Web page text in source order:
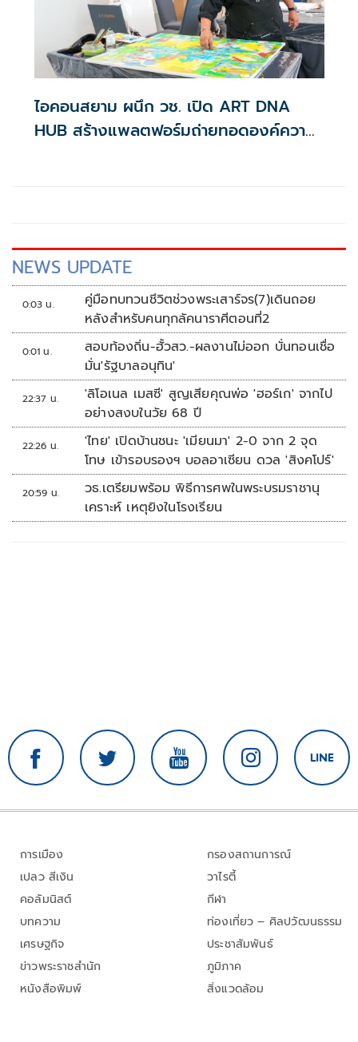
ไอคอนสยาม ผนึก วช. เปิด ART DNA
HUB สร้างแพลตฟอร์มถ่ายทอดองค์ความรู้
NEWS UPDATE
0:03 น.
คู่มือทบทวนชีวิตช่วงพระเสาร์จร(7)เดินถอย
หลังสำหรับคนทุกลัคนาราศีตอนที่2
0:01 น.
สอบท้องถิ่น-ฮั้วสว.-ผลงานไม่ออก บั่นทอนเชื่อ
มั่น'รัฐบาลอนุทิน'
22:37 น.
'ลิโอเนล เมสซี' สูญเสียคุณพ่อ 'ฮอร์เก' จากไป
อย่างสงบในวัย 68 ปี
22:26 น.
'ไทย' เปิดบ้านชนะ 'เมียนมา' 2-0 จาก 2 จุด
โทษ เข้ารอบรองฯ บอลอาเซียน ดวล 'สิงคโปร์'
20:59 น.
วธ.เตรียมพร้อม พิธีการศพในพระบรมราชานุ
เคราะห์ เหตุยิงในโรงเรียน
การเมือง
เปลว สีเงิน
คอลัมนิสต์
บทความ
เศรษฐกิจ
ข่าวพระราชสำนัก
หนังสือพิมพ์
กรองสถานการณ์
วาไรตี้
กีฬา
ท่องเที่ยว – ศิลปวัฒนธรรม
ประชาสัมพันธ์
ภูมิภาค
สิ่งแวดล้อม